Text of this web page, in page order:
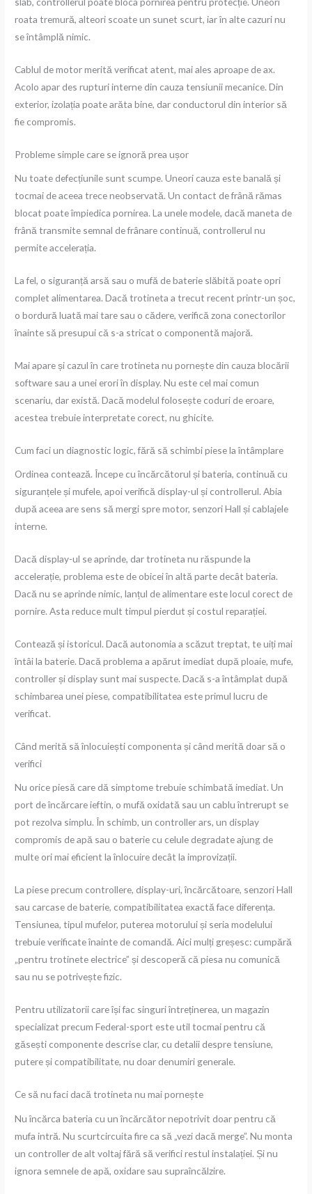
roata tremură, alteori scoate un sunet scurt, iar în alte cazuri nu
se întâmplă nimic.
Cablul de motor merită verificat atent, mai ales aproape de ax.
Acolo apar des rupturi interne din cauza tensiunii mecanice. Din
exterior, izolația poate arăta bine, dar conductorul din interior să
fie compromis.
Probleme simple care se ignoră prea ușor
Nu toate defecțiunile sunt scumpe. Uneori cauza este banală și
tocmai de aceea trece neobservată. Un contact de frână rămas
blocat poate împiedica pornirea. La unele modele, dacă maneta de
frână transmite semnal de frânare continuă, controllerul nu
permite accelerația.
La fel, o siguranță arsă sau o mufă de baterie slăbită poate opri
complet alimentarea. Dacă trotineta a trecut recent printr-un șoc,
o bordură luată mai tare sau o cădere, verifică zona conectorilor
înainte să presupui că s-a stricat o componentă majoră.
Mai apare și cazul în care trotineta nu pornește din cauza blocării
software sau a unei erori în display. Nu este cel mai comun
scenariu, dar există. Dacă modelul folosește coduri de eroare,
acestea trebuie interpretate corect, nu ghicite.
Cum faci un diagnostic logic, fără să schimbi piese la întâmplare
Ordinea contează. Începe cu încărcătorul și bateria, continuă cu
siguranțele și mufele, apoi verifică display-ul și controllerul. Abia
după aceea are sens să mergi spre motor, senzori Hall și cablajele
interne.
Dacă display-ul se aprinde, dar trotineta nu răspunde la
accelerație, problema este de obicei în altă parte decât bateria.
Dacă nu se aprinde nimic, lanțul de alimentare este locul corect de
pornire. Asta reduce mult timpul pierdut și costul reparației.
Contează și istoricul. Dacă autonomia a scăzut treptat, te uiți mai
întâi la baterie. Dacă problema a apărut imediat după ploaie, mufe,
controller și display sunt mai suspecte. Dacă s-a întâmplat după
schimbarea unei piese, compatibilitatea este primul lucru de
verificat.
Când merită să înlocuiești componenta și când merită doar să o
verifici
Nu orice piesă care dă simptome trebuie schimbată imediat. Un
port de încărcare ieftin, o mufă oxidată sau un cablu întrerupt se
pot rezolva simplu. În schimb, un controller ars, un display
compromis de apă sau o baterie cu celule degradate ajung de
multe ori mai eficient la înlocuire decât la improvizații.
La piese precum controllere, display-uri, încărcătoare, senzori Hall
sau carcase de baterie, compatibilitatea exactă face diferența.
Tensiunea, tipul mufelor, puterea motorului și seria modelului
trebuie verificate înainte de comandă. Aici mulți greșesc: cumpără
„pentru trotinete electrice” și descoperă că piesa nu comunică
sau nu se potrivește fizic.
Pentru utilizatorii care își fac singuri întreținerea, un magazin
specializat precum Federal-sport este util tocmai pentru că
găsești componente descrise clar, cu detalii despre tensiune,
putere și compatibilitate, nu doar denumiri generale.
Ce să nu faci dacă trotineta nu mai pornește
Nu încărca bateria cu un încărcător nepotrivit doar pentru că
mufa intră. Nu scurtcircuita fire ca să „vezi dacă merge”. Nu monta
un controller de alt voltaj fără să verifici restul instalației. Și nu
ignora semnele de apă, oxidare sau supraîncălzire.